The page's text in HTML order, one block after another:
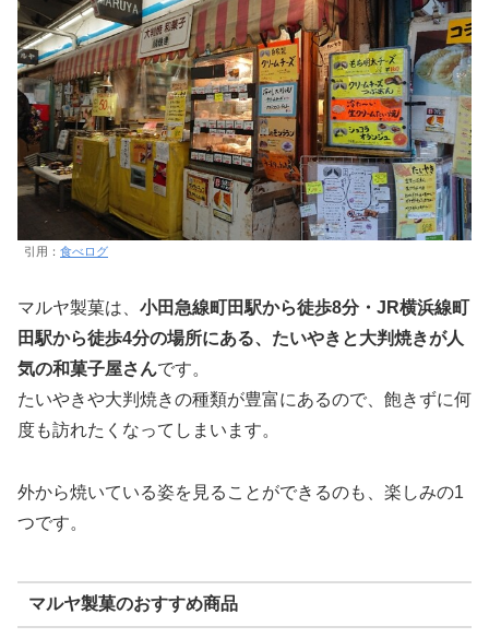
引用： 食べログ
マルヤ製菓は、 小田急線町田駅から徒歩8分・JR横浜線町
田駅から徒歩4分の場所にある、たいやきと大判焼きが人
気の和菓子屋さんです。
たいやきや大判焼きの種類が豊富にあるので、飽きずに何
度も訪れたくなってしまいます。
外から焼いている姿を見ることができるのも、楽しみの1
つです。
マルヤ製菓のおすすめ商品